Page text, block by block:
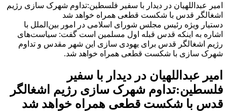
امیر عبداللهیان در دیدار با سفیر فلسطین:تداوم شهرک سازی رژیم
اشغالگر قدس با شکست قطعی همراه خواهد شد
دستیار ویژه رئیس مجلس شورای اسلامی در امور بین‌الملل با
اشاره به اینکه قدس قبله اول مسلمین است گفت: سیاست‌های
رژیم اشغالگر قدس برای یهودی سازی این شهر مقدس و تداوم
شهرک سازی با شکست قطعی همراه خواهد شد.
امیر عبداللهیان در دیدار با سفیر
فلسطین:تداوم شهرک سازی رژیم اشغالگر
قدس با شکست قطعی همراه خواهد شد